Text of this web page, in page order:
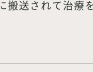
搬送されて治療